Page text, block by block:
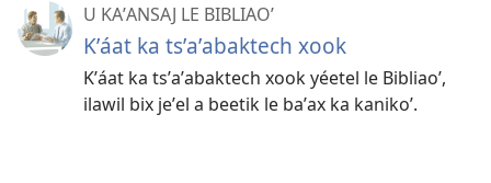
U KAʼANSAJ LE BIBLIAOʼ
Kʼáat ka tsʼaʼabaktech xook
Kʼáat ka tsʼaʼabaktech xook yéetel le Bibliaoʼ,
ilawil bix jeʼel a beetik le baʼax ka kanikoʼ.